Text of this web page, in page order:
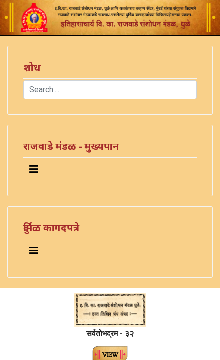
शोध
Search
राजवाडे मंडळ - मुख्यपान
दुर्मिळ कागदपत्रे
सर्वतोभद्रम - ३२